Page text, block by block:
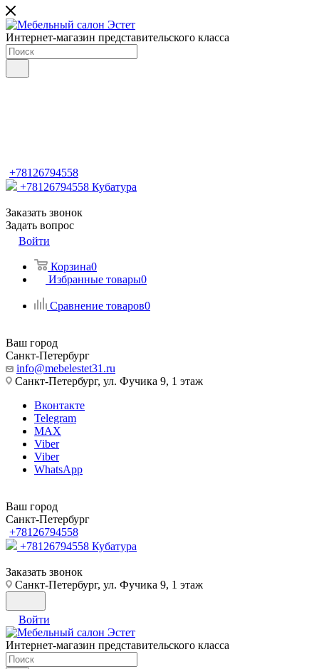
Интернет-магазин представительского класса
+78126794558
+78126794558 Кубатура
Заказать звонок
Задать вопрос
Войти
Корзина0
Избранные товары0
Сравнение товаров0
Ваш город
Санкт-Петербург
info@mebelestet31.ru
Санкт-Петербург, ул. Фучика 9, 1 этаж
Вконтакте
Telegram
MAX
Viber
Viber
WhatsApp
Ваш город
Санкт-Петербург
+78126794558
+78126794558 Кубатура
Заказать звонок
Санкт-Петербург, ул. Фучика 9, 1 этаж
Войти
Интернет-магазин представительского класса